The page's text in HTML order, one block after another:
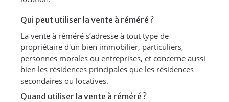
Qui peut utiliser la vente à réméré ?
La vente à réméré s’adresse à tout type de
propriétaire d'un bien immobilier, particuliers,
personnes morales ou entreprises, et concerne aussi
bien les résidences principales que les résidences
secondaires ou locatives.
Quand utiliser la vente à réméré ?